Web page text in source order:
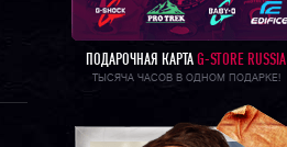
ПОДАРОЧНАЯ КАРТА G-STORE RUSSIA
ТЫСЯЧА ЧАСОВ В ОДНОМ ПОДАРКЕ!